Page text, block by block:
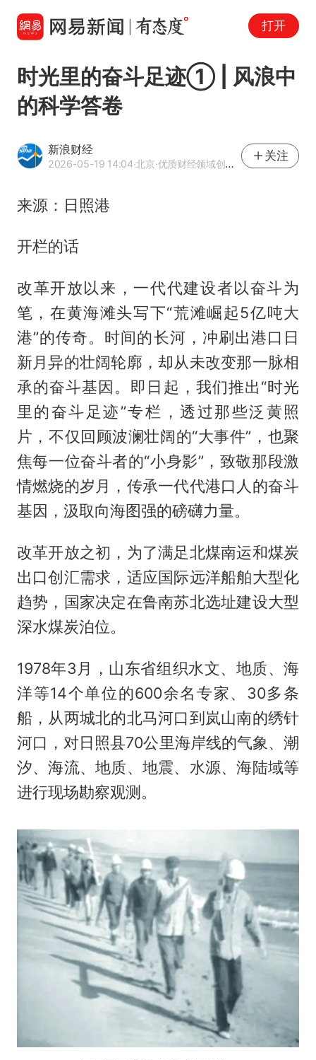
打开
时光里的奋斗足迹① | 风浪中
的科学答卷
新浪财经
2026-05-19 14:04·北京·优质财经领域创作者
关注
来源：日照港
开栏的话
改革开放以来，一代代建设者以奋斗为
笔，在黄海滩头写下“荒滩崛起5亿吨大
港”的传奇。时间的长河，冲刷出港口日
新月异的壮阔轮廓，却从未改变那一脉相
承的奋斗基因。即日起，我们推出“时光
里的奋斗足迹”专栏，透过那些泛黄照
片，不仅回顾波澜壮阔的“大事件”，也聚
焦每一位奋斗者的“小身影”，致敬那段激
情燃烧的岁月，传承一代代港口人的奋斗
基因，汲取向海图强的磅礴力量。
改革开放之初，为了满足北煤南运和煤炭
出口创汇需求，适应国际远洋船舶大型化
趋势，国家决定在鲁南苏北选址建设大型
深水煤炭泊位。
1978年3月，山东省组织水文、地质、海
洋等14个单位的600余名专家、30多条
船，从两城北的北马河口到岚山南的绣针
河口，对日照县70公里海岸线的气象、潮
汐、海流、地质、地震、水源、海陆域等
进行现场勘察观测。